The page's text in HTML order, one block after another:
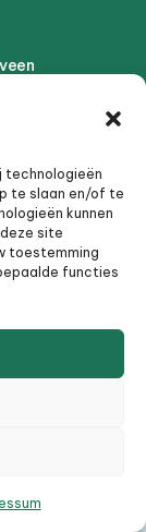
technologieën
te slaan en/of te
kunnen
site
toestemming
functies